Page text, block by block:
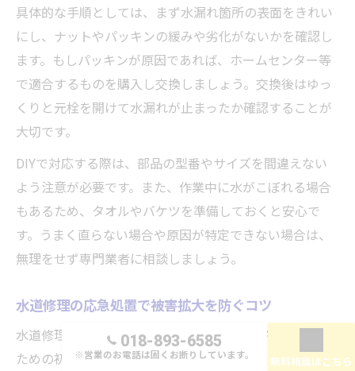
具体的な手順としては、まず水漏れ箇所の表面をきれい
にし、ナットやパッキンの緩みや劣化がないかを確認し
ます。もしパッキンが原因であれば、ホームセンター等
で適合するものを購入し交換しましょう。交換後はゆっ
くりと元栓を開けて水漏れが止まったか確認することが
大切です。
DIYで対応する際は、部品の型番やサイズを間違えない
よう注意が必要です。また、作業中に水がこぼれる場合
もあるため、タオルやバケツを準備しておくと安心で
す。うまく直らない場合や原因が特定できない場合は、
無理をせず専門業者に相談しましょう。
水道修理の応急処置で被害拡大を防ぐコツ
水道修理の応急処置で最も重要なのは、被害を広げない
ための初動対応です。漏れを発見したら、すぐに元栓を
018-893-6585
※営業のお電話は固くお断りしています。
無料相談はこちら